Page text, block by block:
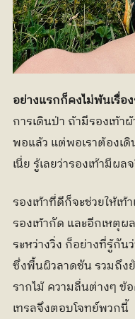
อย่างแรกก็คงไม่พ้นเรื่อง
การเดินป่า ถ้ามีรองเท้า
พอแล้ว แต่พอเราต้องเ
เนี่ย รู้เลยว่ารองเท้ามีผล
รองเท้าที่ดีก็จะช่วยให้เท้
รองเท้ากัด และอีกเหตุ
ระหว่างวิ่ง ก็อย่างที่รู้กัน
ซึ่งพื้นผิวลาดชัน รวมถึ
รากไม้ ความลื่นต่างๆ ข้
เทรลจึงตอบโจทย์พวกนี้